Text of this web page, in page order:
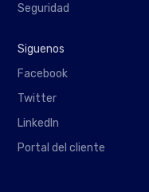
Seguridad
Siguenos
Facebook
Twitter
LinkedIn
Portal del cliente